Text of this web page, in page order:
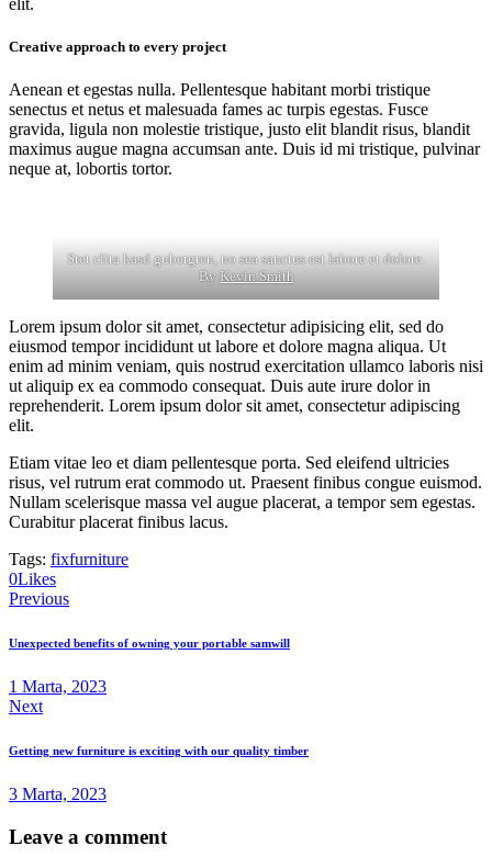
elit.
Creative approach to every project
Aenean et egestas nulla. Pellentesque habitant morbi tristique
senectus et netus et malesuada fames ac turpis egestas. Fusce
gravida, ligula non molestie tristique, justo elit blandit risus, blandit
maximus augue magna accumsan ante. Duis id mi tristique, pulvinar
neque at, lobortis tortor.
Stet clita kasd gubergren, no sea sanctus est labore et dolore.
ByKevin Smith
Lorem ipsum dolor sit amet, consectetur adipisicing elit, sed do
eiusmod tempor incididunt ut labore et dolore magna aliqua. Ut
enim ad minim veniam, quis nostrud exercitation ullamco laboris nisi
ut aliquip ex ea commodo consequat. Duis aute irure dolor in
reprehenderit. Lorem ipsum dolor sit amet, consectetur adipiscing
elit.
Etiam vitae leo et diam pellentesque porta. Sed eleifend ultricies
risus, vel rutrum erat commodo ut. Praesent finibus congue euismod.
Nullam scelerisque massa vel augue placerat, a tempor sem egestas.
Curabitur placerat finibus lacus.
Tags: fixfurniture
0Likes
Navigacija
članaka
Previous
Unexpected benefits of owning your portable samwill
1 Marta, 2023
Next
Getting new furniture is exciting with our quality timber
3 Marta, 2023
Leave a comment